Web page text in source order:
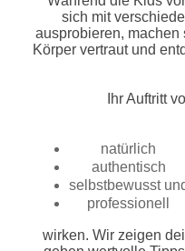
sich mit
ausprobieren,
Körper vertraut und
Ihr Auftritt
natürlich
authentisch
selbstbewusst
professionell
wirken. Wir zeigen